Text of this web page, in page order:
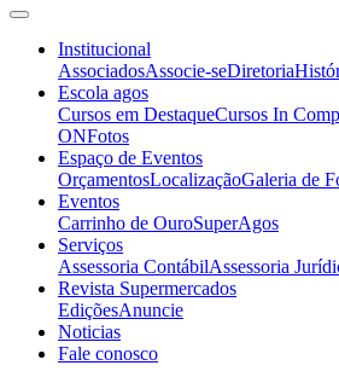
Institucional
AssociadosAssocie-seDiretoria
Escola agos
Cursos em DestaqueCursos In
ONFotos
Espaço de Eventos
OrçamentosLocalizaçãoGaleria de
Eventos
Carrinho de OuroSuperAgos
Serviços
Assessoria ContábilAssessoria
Revista Supermercados
EdiçõesAnuncie
Noticias
Fale conosco